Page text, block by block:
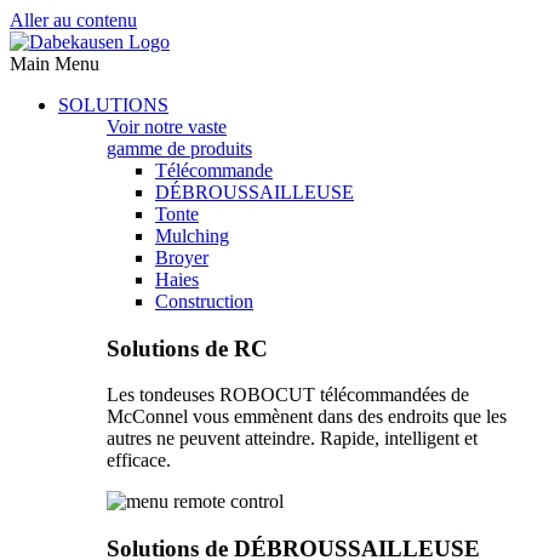
Aller au contenu
Main Menu
SOLUTIONS
Voir notre vaste
gamme de produits
Télécommande
DÉBROUSSAILLEUSE
Tonte
Mulching
Broyer
Haies
Construction
Solutions de RC
Les tondeuses ROBOCUT télécommandées de
McConnel vous emmènent dans des endroits que les
autres ne peuvent atteindre. Rapide, intelligent et
efficace.
Solutions de DÉBROUSSAILLEUSE